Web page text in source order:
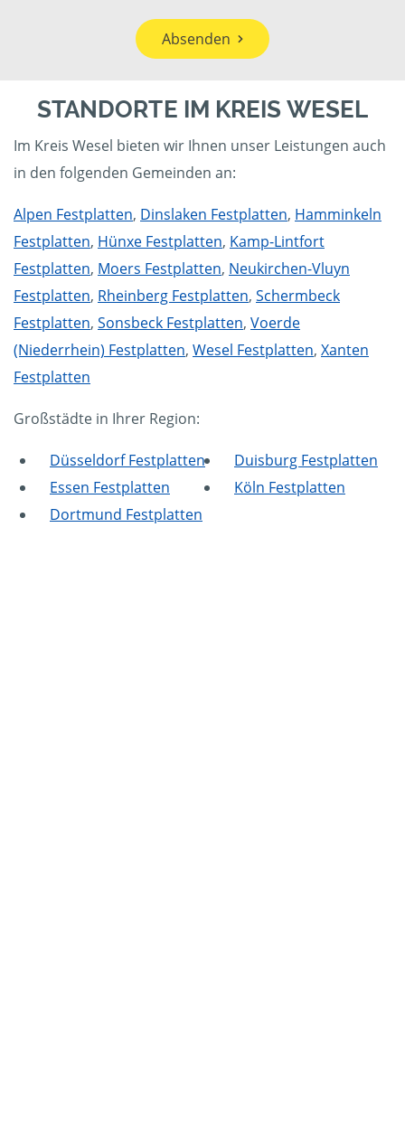
Absenden
STANDORTE IM KREIS WESEL
Im Kreis Wesel bieten wir Ihnen unser Leistungen auch
in den folgenden Gemeinden an:
Alpen Festplatten, Dinslaken Festplatten, Hamminkeln
Festplatten, Hünxe Festplatten, Kamp-Lintfort
Festplatten, Moers Festplatten, Neukirchen-Vluyn
Festplatten, Rheinberg Festplatten, Schermbeck
Festplatten, Sonsbeck Festplatten, Voerde
(Niederrhein) Festplatten, Wesel Festplatten, Xanten
Festplatten
Großstädte in Ihrer Region:
Düsseldorf Festplatten
Duisburg Festplatten
Essen Festplatten
Köln Festplatten
Dortmund Festplatten